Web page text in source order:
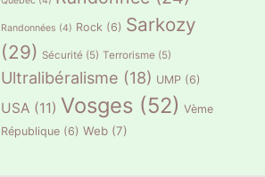
Randonnées (4) Rock (6) Sarkozy
(29) Sécurité (5) Terrorisme (5)
Ultralibéralisme (18) UMP (6)
USA (11) Vosges (52) Vème
République (6) Web (7)